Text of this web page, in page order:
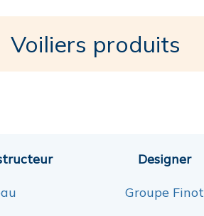
Voiliers produits
Designer
Groupe Finot